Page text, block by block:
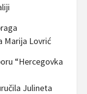
Marija Lovrić
“Hercegovka
Julineta